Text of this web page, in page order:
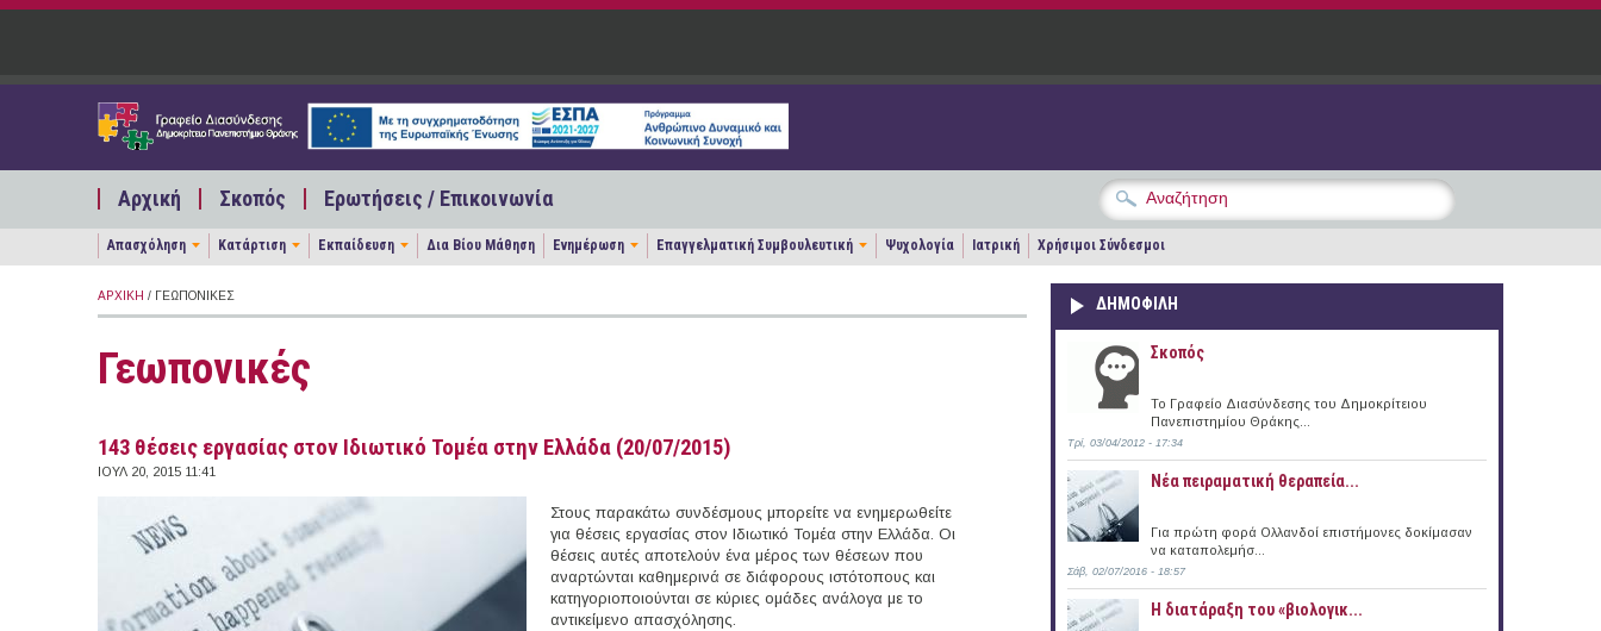
Παράκαμψη προς το κυρίως περιεχόμενο
Αρχική Σκοπός Ερωτήσεις / Επικοινωνία
Απασχόληση Κατάρτιση Εκπαίδευση Δια Βίου Μάθηση Ενημέρωση Επαγγελματική Συμβουλευτική Ψυχολογία Ιατρική Χρήσιμοι Σύνδεσμοι
ΑΡΧΙΚΉ / ΓΕΩΠΟΝΙΚΈΣ
Γεωπονικές
143 θέσεις εργασίας στον Ιδιωτικό Τομέα στην Ελλάδα (20/07/2015)
ΙΟΥΛ 20, 2015 11:41
Στους παρακάτω συνδέσμους μπορείτε να ενημερωθείτε
για θέσεις εργασίας στον Ιδιωτικό Τομέα στην Ελλάδα. Οι
θέσεις αυτές αποτελούν ένα μέρος των θέσεων που
αναρτώνται καθημερινά σε διάφορους ιστότοπους και
κατηγοριοποιούνται σε κύριες ομάδες ανάλογα με το
αντικείμενο απασχόλησης.
ΔΗΜΟΦΙΛΗ
Σκοπός
Το Γραφείο Διασύνδεσης του Δημοκρίτειου
Πανεπιστημίου Θράκης...
Τρί, 03/04/2012 - 17:34
Νέα πειραματική θεραπεία...
Για πρώτη φορά Ολλανδοί επιστήμονες δοκίμασαν
να καταπολεμήσ...
Σάβ, 02/07/2016 - 18:57
Η διατάραξη του «βιολογικ...